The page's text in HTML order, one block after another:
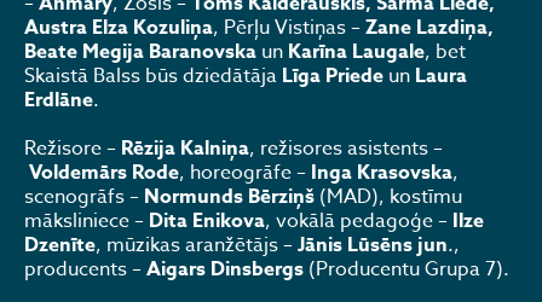
Austra Elza Kozuliņa, Pērļu Vistiņas –Zane Lazdiņa,
Beate Megija Baranovska un Karīna Laugale, bet
Skaistā Balss būs dziedātāja Līga Priede un Laura
Erdlāne.
Režisore – Rēzija Kalniņa, režisores asistents –
Voldemārs Rode, horeogrāfe – Inga Krasovska,
scenogrāfs – Normunds Bērziņš (MAD), kostīmu
māksliniece – Dita Enikova, vokālā pedagoģe – Ilze
Dzenīte, mūzikas aranžētājs –Jānis Lūsēns jun.,
producents –Aigars Dinsbergs (Producentu Grupa 7).